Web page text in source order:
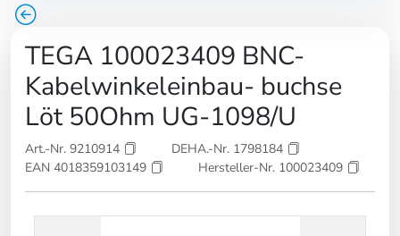
TEGA 100023409 BNC-
Kabelwinkeleinbau- buchse
Löt 50Ohm UG-1098/U
Art.-Nr. 9210914
DEHA.-Nr. 1798184
EAN 4018359103149
Hersteller-Nr. 100023409